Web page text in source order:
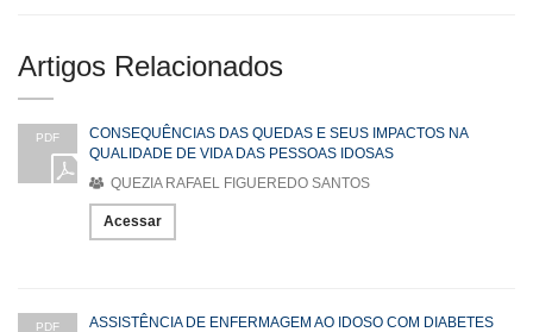
Artigos Relacionados
PDF
CONSEQUÊNCIAS DAS QUEDAS E SEUS IMPACTOS NA
QUALIDADE DE VIDA DAS PESSOAS IDOSAS
QUEZIA RAFAEL FIGUEREDO SANTOS
Acessar
PDF
ASSISTÊNCIA DE ENFERMAGEM AO IDOSO COM DIABETES